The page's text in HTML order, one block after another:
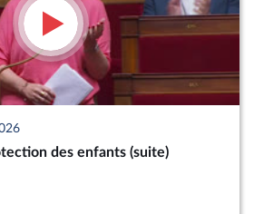
des enfants (suite)